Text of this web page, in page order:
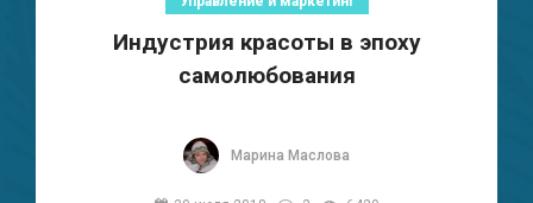
Индустрия красоты в эпоху
самолюбования
Марина Маслова